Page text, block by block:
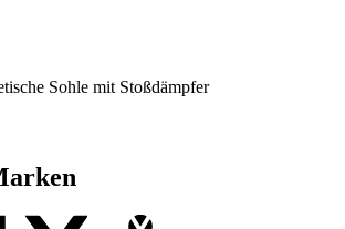
Sohle mit Stoßdämpfer